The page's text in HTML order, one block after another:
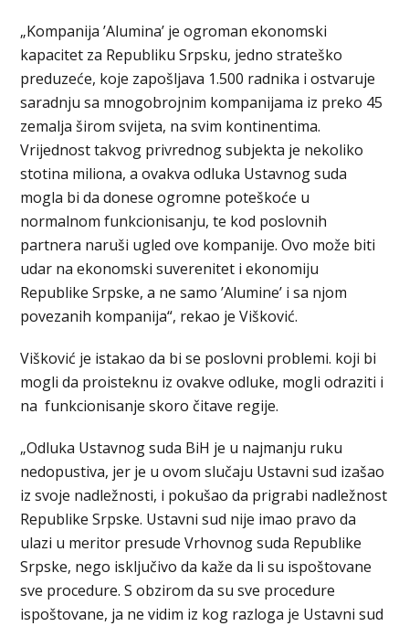
„Kompanija ’Alumina’ je ogroman ekonomski
kapacitet za Republiku Srpsku, jedno strateško
preduzeće, koje zapošljava 1.500 radnika i ostvaruje
saradnju sa mnogobrojnim kompanijama iz preko 45
zemalja širom svijeta, na svim kontinentima.
Vrijednost takvog privrednog subjekta je nekoliko
stotina miliona, a ovakva odluka Ustavnog suda
mogla bi da donese ogromne poteškoće u
normalnom funkcionisanju, te kod poslovnih
partnera naruši ugled ove kompanije. Ovo može biti
udar na ekonomski suverenitet i ekonomiju
Republike Srpske, a ne samo ’Alumine’ i sa njom
povezanih kompanija“, rekao je Višković.
Višković je istakao da bi se poslovni problemi. koji bi
mogli da proisteknu iz ovakve odluke, mogli odraziti i
na funkcionisanje skoro čitave regije.
„Odluka Ustavnog suda BiH je u najmanju ruku
nedopustiva, jer je u ovom slučaju Ustavni sud izašao
iz svoje nadležnosti, i pokušao da prigrabi nadležnost
Republike Srpske. Ustavni sud nije imao pravo da
ulazi u meritor presude Vrhovnog suda Republike
Srpske, nego isključivo da kaže da li su ispoštovane
sve procedure. S obzirom da su sve procedure
ispoštovane, ja ne vidim iz kog razloga je Ustavni sud